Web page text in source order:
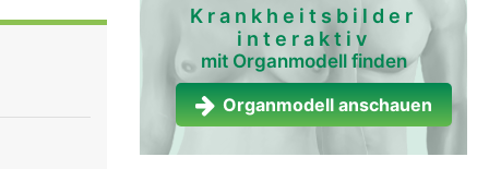
Krankheitsbilder
interaktiv
mit Organmodell finden
Organmodell anschauen